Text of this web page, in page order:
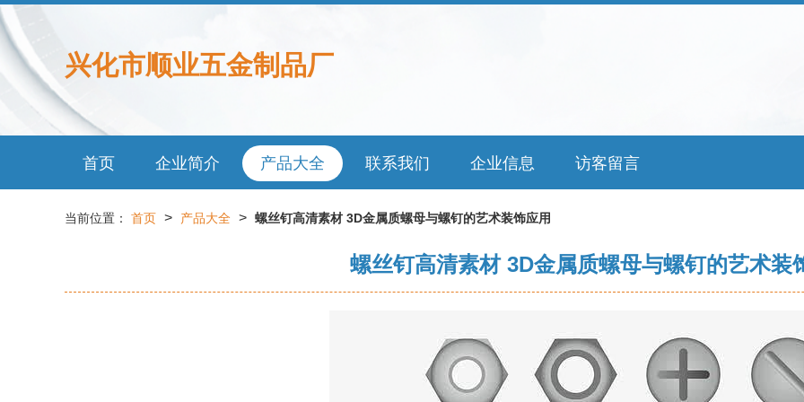
兴化市顺业五金制品厂
首页 企业简介 产品大全 联系我们 企业信息 访客留言
当前位置： 首页 > 产品大全 > 螺丝钉高清素材 3D金属质螺母与螺钉的艺术装饰应用
螺丝钉高清素材 3D金属质螺母与螺钉的艺术装